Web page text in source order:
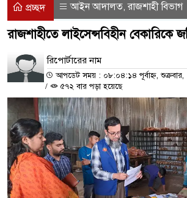
প্রচ্ছদ আইন আদালত,রাজশাহী বিভাগ
রাজশাহীতে লাইসেন্সবিহীন বেকারিকে
রিপোর্টারের নাম
আপডেট সময় : ০৮:০৪:১৪ পূর্বাহ্ন, শুক্রবার,
/
৫৭২ বার পড়া হয়েছে